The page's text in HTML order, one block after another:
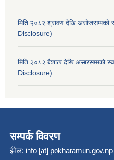
मिति २०८२ श्रावण देखि
Disclosure)
मिति २०८२ बैशाख देखि असारसम्मको
Disclosure)
सम्पर्क विवरण
ईमेल: info [at] pokharamun.gov.np